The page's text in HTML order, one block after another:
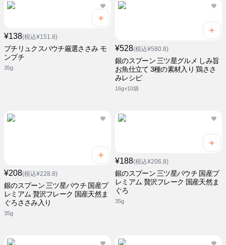
¥138(税込¥151.8)
プチリュクスパウチ厳選ささみ モ
ンプチ
35g
¥528(税込¥580.8)
銀のスプーン 三ツ星グルメ しみ旨
お魚仕立て 3種の素材入り 鶏ささ
みレシピ
16g×10袋
¥208(税込¥228.8)
銀のスプーン 三ツ星パウチ 国産プ
レミアム 贅沢フレーク 国産天然ま
ぐろささみ入り
35g
¥188(税込¥206.8)
銀のスプーン 三ツ星パウチ 国産プ
レミアム 贅沢フレーク 国産天然ま
ぐろ
35g